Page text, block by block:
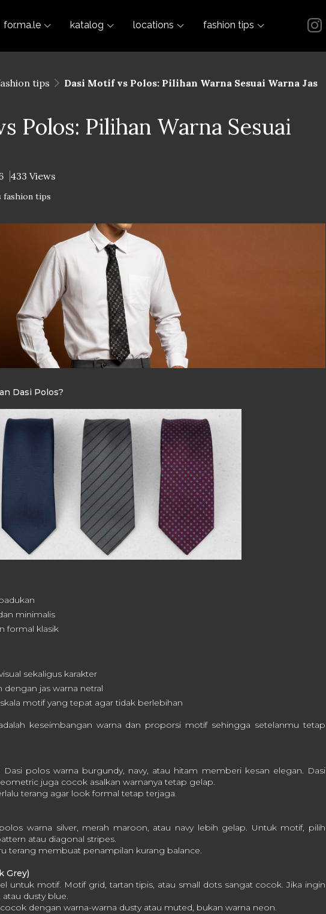
for.ma.le katalog locations fashion tips
tips Dasi Motif vs Polos: Pilihan Warna Sesuai Warna Jas
Polos: Pilihan Warna Sesuai
433 Views
fashion tips
Dasi Polos?
minimalis
formal klasik
sekaligus karakter
jas warna netral
motif yang tepat agar tidak berlebihan
keseimbangan warna dan proporsi motif sehingga setelanmu tetap
Dasi polos warna burgundy, navy, atau hitam memberi kesan elegan. Dasi
juga cocok asalkan warnanya tetap gelap.
terang agar look formal tetap terjaga.
warna silver, merah maroon, atau navy lebih gelap. Untuk motif, pilih
atau diagonal stripes.
terang membuat penampilan kurang balance.
Grey)
untuk motif. Motif grid, tartan tipis, atau small dots sangat cocok. Jika ingin
dusty blue.
dengan warna-warna dusty atau muted, bukan warna neon.